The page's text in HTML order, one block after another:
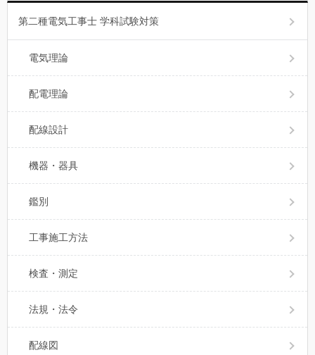
第二種電気工事士 学科試験対策
電気理論
配電理論
配線設計
機器・器具
鑑別
工事施工方法
検査・測定
法規・法令
配線図